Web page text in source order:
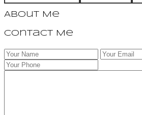
About Me
Contact Me